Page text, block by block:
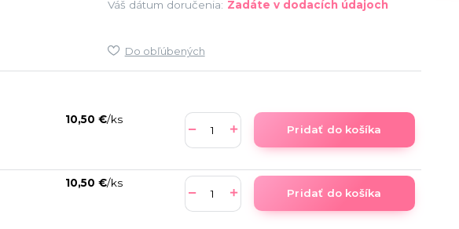
Váš dátum doručenia: Zadáte v dodacích údajoch
Do obľúbených
10,50 €/ks
Pridať do košíka
10,50 €/ks
Pridať do košíka